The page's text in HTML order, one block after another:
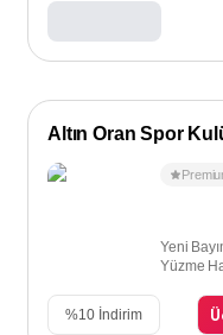
Altın Oran Spor
Yeni
Yüzme
%10 İndirim